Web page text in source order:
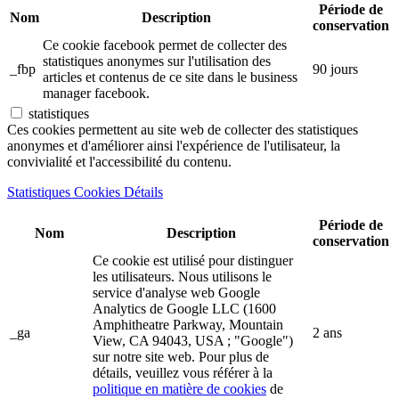
Nom Description
Période de
conservation
_fbp
Ce cookie facebook permet de collecter des
statistiques anonymes sur l'utilisation des
articles et contenus de ce site dans le business
manager facebook.
90 jours
statistiques
Ces cookies permettent au site web de collecter des statistiques
anonymes et d'améliorer ainsi l'expérience de l'utilisateur, la
convivialité et l'accessibilité du contenu.
Statistiques Cookies Détails
Nom Description
Période de
conservation
_ga
Ce cookie est utilisé pour distinguer
les utilisateurs. Nous utilisons le
service d'analyse web Google
Analytics de Google LLC (1600
Amphitheatre Parkway, Mountain
View, CA 94043, USA ; "Google")
sur notre site web. Pour plus de
détails, veuillez vous référer à la
politique en matière de cookies de
2 ans